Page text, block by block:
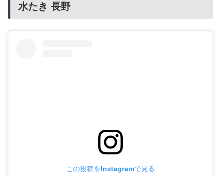
水たき 長野
この投稿をInstagramで見る